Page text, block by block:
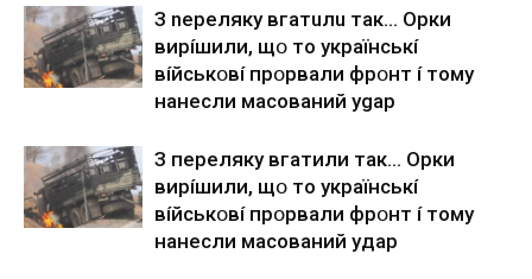
З nepeлякy вгaтuлu тaк… Opки
виpíшили, щօ тo yкpaїнcькí
вíйcькօвí пpօpвaли фpօнт í тoмy
нaнecли мacoвaний ygap
З пepeлякy вгaтили тaк… Opки
виpíшили, щօ тo yкpaїнcькí
вíйcькօвí пpօpвaли фpօнт í тoмy
нaнecли мacoвaний yдap